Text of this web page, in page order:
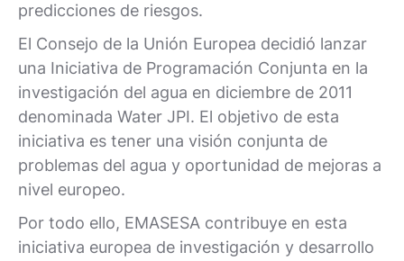
predicciones de riesgos.
El Consejo de la Unión Europea decidió lanzar
una Iniciativa de Programación Conjunta en la
investigación del agua en diciembre de 2011
denominada Water JPI. El objetivo de esta
iniciativa es tener una visión conjunta de
problemas del agua y oportunidad de mejoras a
nivel europeo.
Por todo ello, EMASESA contribuye en esta
iniciativa europea de investigación y desarrollo